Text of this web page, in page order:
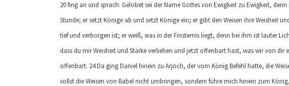
20 fing an und sprach: Gelobet sei der Name Gottes von Ewigkeit zu Ewigkeit,
Stunde; er setzt Könige ab und setzt Könige ein; er gibt den Weisen ihre Weisheit
tief und verborgen ist; er weiß, was in der Finsternis liegt, denn bei ihm ist lauter
dass du mir Weisheit und Stärke verliehen und jetzt offenbart hast, was wir von dir
offenbart. 24 Da ging Daniel hinein zu Arjoch, der vom König Befehl hatte, die
sollst die Weisen von Babel nicht umbringen, sondern führe mich hinein zum